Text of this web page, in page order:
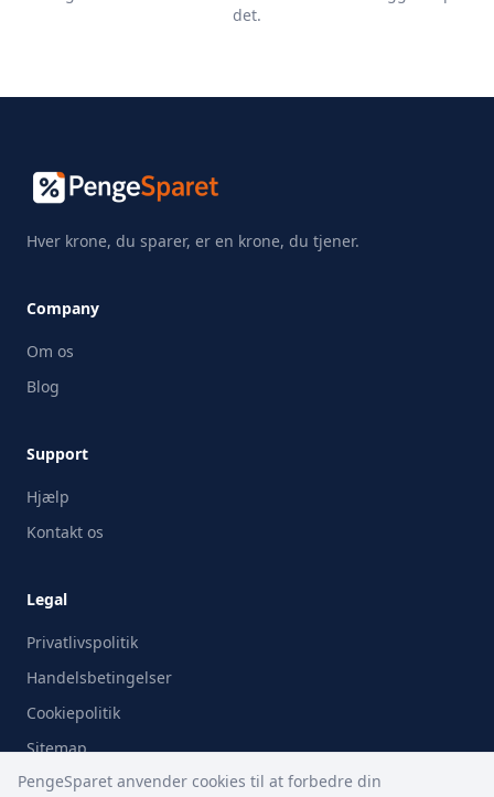
det.
Hver krone, du sparer, er en krone, du tjener.
Company
Om os
Blog
Support
Hjælp
Kontakt os
Legal
Privatlivspolitik
Handelsbetingelser
Cookiepolitik
Sitemap
PengeSparet anvender cookies til at forbedre din